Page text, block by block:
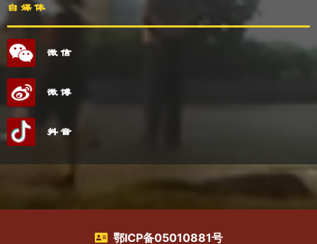
自媒体
微信
微博
抖音
鄂ICP备05010881号